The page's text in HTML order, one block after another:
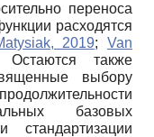
переноса
расходятся
2019;Van
также
выбору
базовых
стандартизации